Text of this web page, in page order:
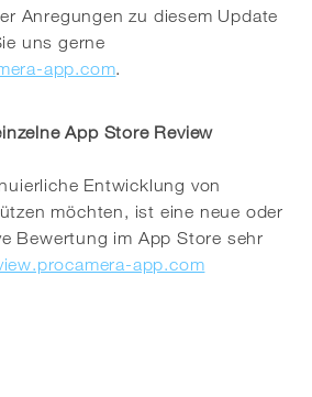
Anregungen zu diesem Update
uns gerne
app.com.
App Store Review
Entwicklung von
möchten, ist eine neue oder
Bewertung im App Store sehr
app.com